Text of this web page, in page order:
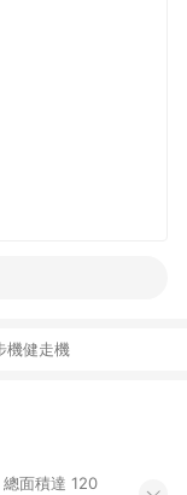
機健走機
面積達 120